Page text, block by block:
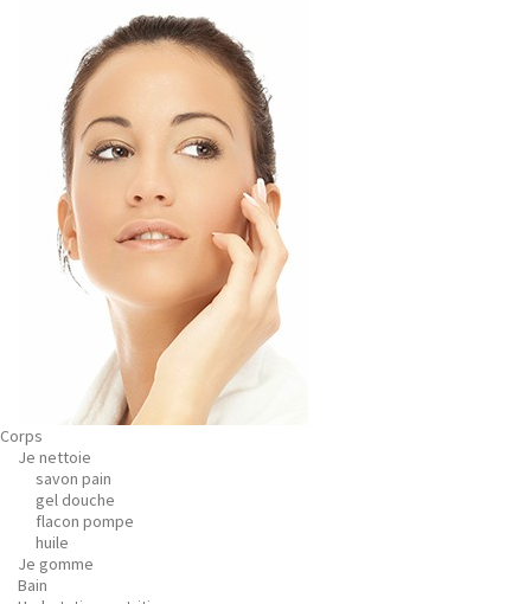
Corps
Je nettoie
savon pain
gel douche
flacon pompe
huile
Je gomme
Bain